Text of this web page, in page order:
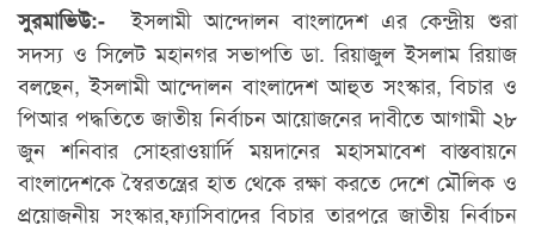
সুরমাভিউ:-ইসলামী আন্দোলন বাংলাদেশ এর কেন্দ্রীয় শুরা
সদস্য ও সিলেট মহানগর সভাপতি ডা. রিয়াজুল ইসলাম রিয়াজ
বলছেন, ইসলামী আন্দোলন বাংলাদেশ আহুত সংস্কার, বিচার ও
পিআর পদ্ধতিতে জাতীয় নির্বাচন আয়োজনের দাবীতে আগামী ২৮
জুন শনিবার সোহরাওয়ার্দি ময়দানের মহাসমাবেশ বাস্তবায়নে
বাংলাদেশকে স্বৈরতন্ত্রের হাত থেকে রক্ষা করতে দেশে মৌলিক ও
প্রয়োজনীয় সংস্কার,ফ্যাসিবাদের বিচার তারপরে জাতীয় নির্বাচন